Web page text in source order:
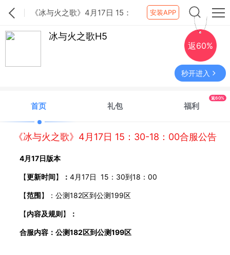
《冰与火之歌》4月17日 15：
30-18：00合服公告
安装APP
冰与火之歌H5
返60%
秒开进入
首页 礼包 福利
返60%
《冰与火之歌》4月17日 15：30-18：00合服公告
4月17日版本
【更新时间】 ： 4月17日 15 ： 30到18 ： 00
【范围】：公测182区到公测199区
【内容及规则】 ：
合服内容：公测182区到公测199区